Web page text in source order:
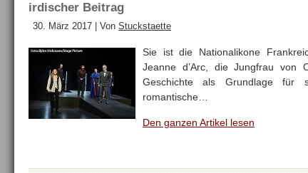
irdischer Beitrag
30. März 2017 | Von Stuckstaette
Sie ist die Nationalikone
Jeanne d’Arc, die Jungfrau von
Geschichte als Grundlage für
romantische…
Den ganzen Artikel lesen